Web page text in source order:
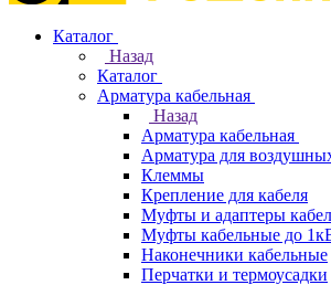
Каталог
Назад
Каталог
Арматура кабельная
Назад
Арматура кабельная
Арматура для
Клеммы
Крепление для кабеля
Муфты и адаптеры
Муфты кабельные до
Наконечники кабельные
Перчатки и термоусадки